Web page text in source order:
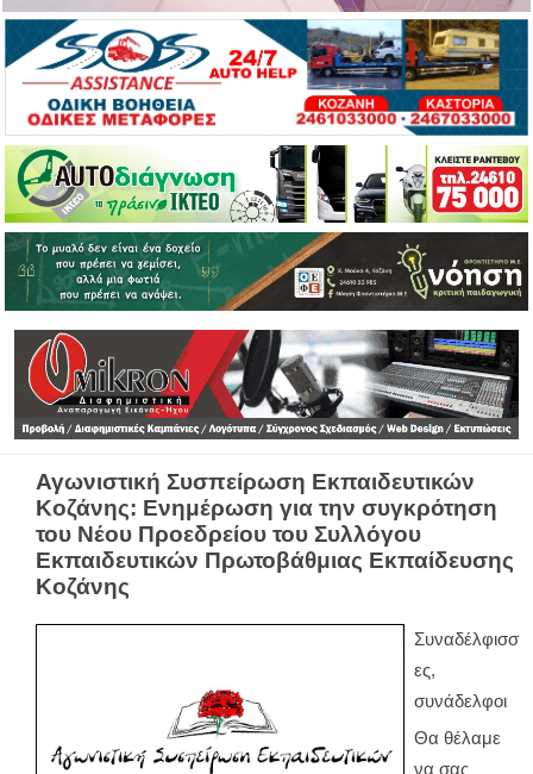
Αγωνιστική Συσπείρωση Εκπαιδευτικών
Κοζάνης: Ενημέρωση για την συγκρότηση
του Νέου Προεδρείου του Συλλόγου
Εκπαιδευτικών Πρωτοβάθμιας Εκπαίδευσης
Κοζάνης
Συναδέλφισσ
ες,
συνάδελφοι
Θα θέλαμε
να σας